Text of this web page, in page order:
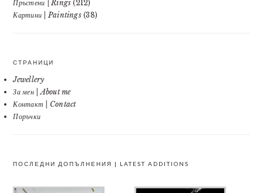
Пръстени | Rings (212)
Картини | Paintings(38)
СТРАНИЦИ
Jewellery
За мен | About me
Контакт | Contact
Поръчки
ПОСЛЕДНИ ДОПЪЛНЕНИЯ | LATEST ADDITIONS